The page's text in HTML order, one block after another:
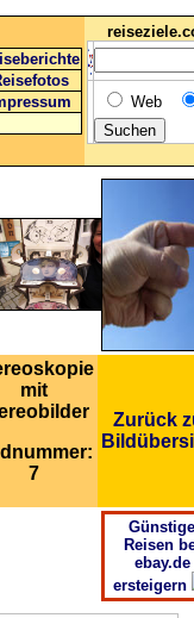
Web
mit
7
Zurück
Günstige
Reisen
ebay.de
ersteigern